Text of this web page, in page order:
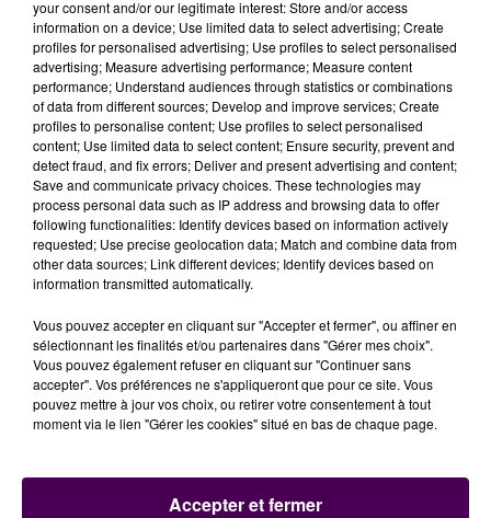
témoignages d’autres éleveurs français dont les bêtes
auraient été impactées par des antennes émettrices.
your consent and/or our legitimate interest: Store and/or access
information on a device; Use limited data to select advertising; Create
profiles for personalised advertising; Use profiles to select personalised
advertising; Measure advertising performance; Measure content
performance; Understand audiences through statistics or combinations
of data from different sources; Develop and improve services; Create
profiles to personalise content; Use profiles to select personalised
content; Use limited data to select content; Ensure security, prevent and
detect fraud, and fix errors; Deliver and present advertising and content;
Save and communicate privacy choices. These technologies may
process personal data such as IP address and browsing data to offer
following functionalities: Identify devices based on information actively
requested; Use precise geolocation data; Match and combine data from
other data sources; Link different devices; Identify devices based on
information transmitted automatically.
Vous pouvez accepter en cliquant sur "Accepter et fermer", ou affiner en
sélectionnant les finalités et/ou partenaires dans "Gérer mes choix".
Vous pouvez également refuser en cliquant sur "Continuer sans
accepter". Vos préférences ne s'appliqueront que pour ce site. Vous
pouvez mettre à jour vos choix, ou retirer votre consentement à tout
moment via le lien "Gérer les cookies" situé en bas de chaque page.
Accepter et fermer